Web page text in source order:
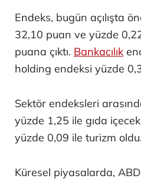
Endeks, bugün açılışta
32,10 puan ve yüzde
puana çıktı. Bankacılık
holding endeksi yüzde
Sektör endeksleri
yüzde 1,25 ile gıda
yüzde 0,09 ile turizm oldu.
Küresel piyasalarda,